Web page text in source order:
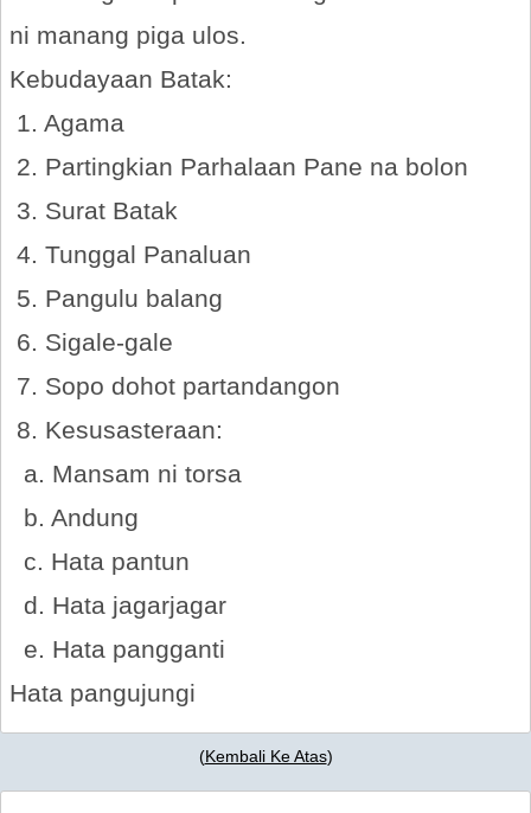
ni manang piga ulos.
Kebudayaan Batak:
1. Agama
2. Partingkian Parhalaan Pane na bolon
3. Surat Batak
4. Tunggal Panaluan
5. Pangulu balang
6. Sigale-gale
7. Sopo dohot partandangon
8. Kesusasteraan:
a. Mansam ni torsa
b. Andung
c. Hata pantun
d. Hata jagarjagar
e. Hata pangganti
Hata pangujungi
(Kembali Ke Atas)